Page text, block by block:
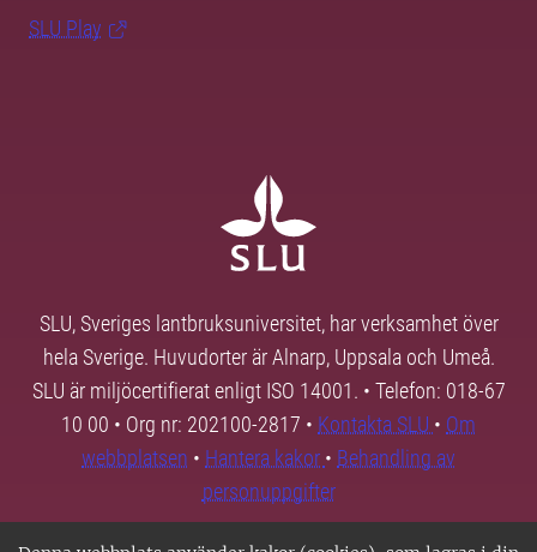
SLU Play
SLU, Sveriges lantbruksuniversitet, har verksamhet över
hela Sverige. Huvudorter är Alnarp, Uppsala och Umeå.
SLU är miljöcertifierat enligt ISO 14001. • Telefon: 018-67
10 00 • Org nr: 202100-2817 • Kontakta SLU • Om
webbplatsen • Hantera kakor • Behandling av
personuppgifter